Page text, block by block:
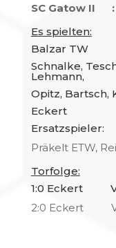
SC Gatow
Es spielten:
Balzar TW
Schnalke,
Lehmann,
Opitz, Bartsch,
Eckert
Ersatzspieler:
Präkelt ETW,
Torfolge:
1:0 Eckert V:
2:0 Eckert V: